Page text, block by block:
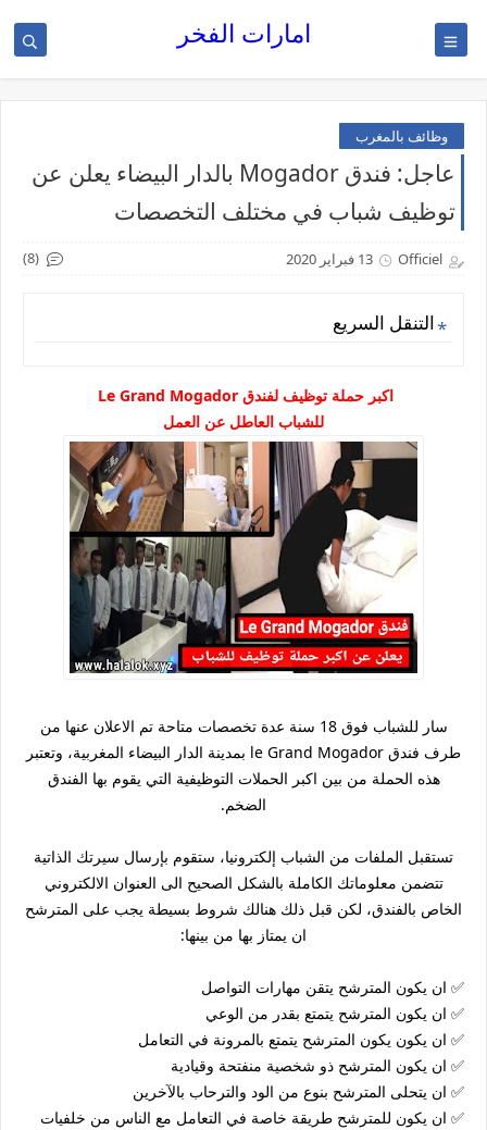
امارات الفخر
وظائف بالمغرب
عاجل: فندق Mogador بالدار البيضاء يعلن عن
توظيف شباب في مختلف التخصصات
Officiel 13 فبراير 2020 (8)
التنقل السريع
اكبر حملة توظيف لفندق Le Grand Mogador
للشباب العاطل عن العمل
سار للشباب فوق 18 سنة عدة تخصصات متاحة تم الاعلان عنها من
طرف فندق le Grand Mogador بمدينة الدار البيضاء المغربية، وتعتبر
هذه الحملة من بين اكبر الحملات التوظيفية التي يقوم بها الفندق
الضخم.
تستقبل الملفات من الشباب إلكترونيا، ستقوم بإرسال سيرتك الذاتية
تتضمن معلوماتك الكاملة بالشكل الصحيح الى العنوان الالكتروني
الخاص بالفندق، لكن قبل ذلك هنالك شروط بسيطة يجب على المترشح
ان يمتاز بها من بينها:
✅ ان يكون المترشح يتقن مهارات التواصل
✅ ان يكون المترشح يتمتع بقدر من الوعي
✅ ان يكون يكون المترشح يتمتع بالمرونة في التعامل
✅ ان يكون المترشح ذو شخصية منفتحة وقيادية
✅ ان يتحلى المترشح بنوع من الود والترحاب بالآخرين
✅ ان يكون للمترشح طريقة خاصة في التعامل مع الناس من خلفيات